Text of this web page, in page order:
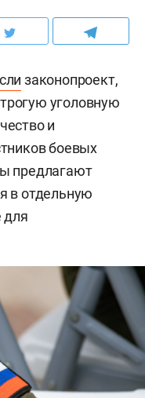
законопроект,
уголовную
и
боевых
предлагают
в отдельную
для